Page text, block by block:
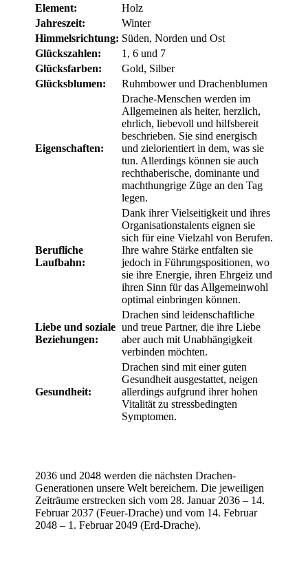
Element:
Holz
Jahreszeit:
Winter
Himmelsrichtung: Süden, Norden und Ost
Glückszahlen:
1, 6 und 7
Glücksfarben:
Gold, Silber
Glücksblumen:
Ruhmbower und Drachenblumen
Eigenschaften:
Drache-Menschen werden im
Allgemeinen als heiter, herzlich,
ehrlich, liebevoll und hilfsbereit
beschrieben. Sie sind energisch
und zielorientiert in dem, was sie
tun. Allerdings können sie auch
rechthaberische, dominante und
machthungrige Züge an den Tag
legen.
Berufliche
Laufbahn:
Dank ihrer Vielseitigkeit und ihres
Organisationstalents eignen sie
sich für eine Vielzahl von Berufen.
Ihre wahre Stärke entfalten sie
jedoch in Führungspositionen, wo
sie ihre Energie, ihren Ehrgeiz und
ihren Sinn für das Allgemeinwohl
optimal einbringen können.
Liebe und soziale
Beziehungen:
Drachen sind leidenschaftliche
und treue Partner, die ihre Liebe
aber auch mit Unabhängigkeit
verbinden möchten.
Gesundheit:
Drachen sind mit einer guten
Gesundheit ausgestattet, neigen
allerdings aufgrund ihrer hohen
Vitalität zu stressbedingten
Symptomen.
2036 und 2048 werden die nächsten Drachen-
Generationen unsere Welt bereichern. Die jeweiligen
Zeiträume erstrecken sich vom 28. Januar 2036 – 14.
Februar 2037 (Feuer-Drache) und vom 14. Februar
2048 – 1. Februar 2049 (Erd-Drache).